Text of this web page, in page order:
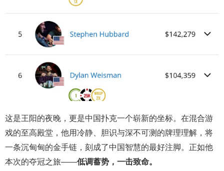
这是王阳的夜晚，更是中国扑克一个崭新的坐标。在混合游
戏的至高殿堂，他用冷静、胆识与深不可测的牌理理解，将
一条沉甸甸的金手链，刻成了中国智慧的最好注脚。正如他
本次的夺冠之旅——低调蓄势，一击致命。